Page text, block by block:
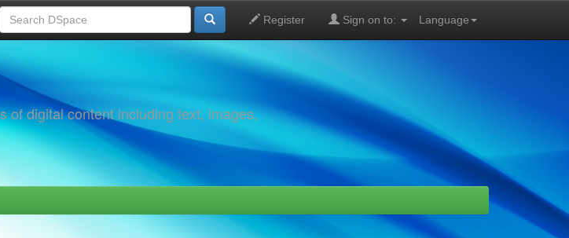
Language
Register Sign on to:
of digital content including text, images,